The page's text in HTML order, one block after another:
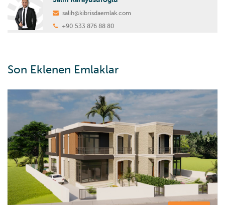
salih@kibrisdaemlak.com
+90 533 876 88 80
Son Eklenen Emlaklar